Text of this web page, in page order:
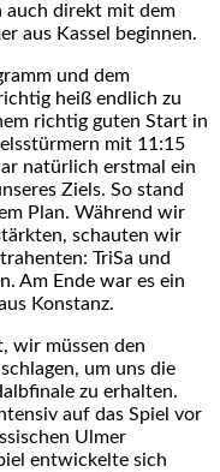
auch direkt mit dem
aus Kassel beginnen.
und dem
heiß endlich zu
richtig guten Start in
mit 11:15
natürlich erstmal ein
Ziels. So stand
Plan. Während wir
schauten wir
TriSa und
Am Ende war es ein
Konstanz.
wir müssen den
um uns die
zu erhalten.
auf das Spiel vor
Ulmer
entwickelte sich